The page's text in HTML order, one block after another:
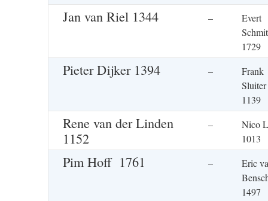
Jan van Riel 1344 –
Evert
Schmit
1729
Pieter Dijker 1394 –
Frank
Sluiter
1139
Rene van der Linden
1152
–
Nico
1013
Pim Hoff 1761 –
Eric
1497